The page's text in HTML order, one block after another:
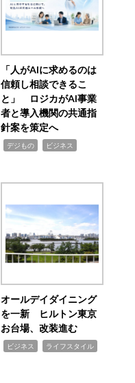
「人がAIに求めるのは
信頼し相談できるこ
と」 ロジカがAI事業
者と導入機関の共通指
針案を策定へ
デジもの ビジネス
オールデイダイニング
を一新 ヒルトン東京
お台場、改装進む
ビジネス ライフスタイル